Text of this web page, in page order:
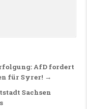
AfD fordert
für Syrer! →
Sachsen